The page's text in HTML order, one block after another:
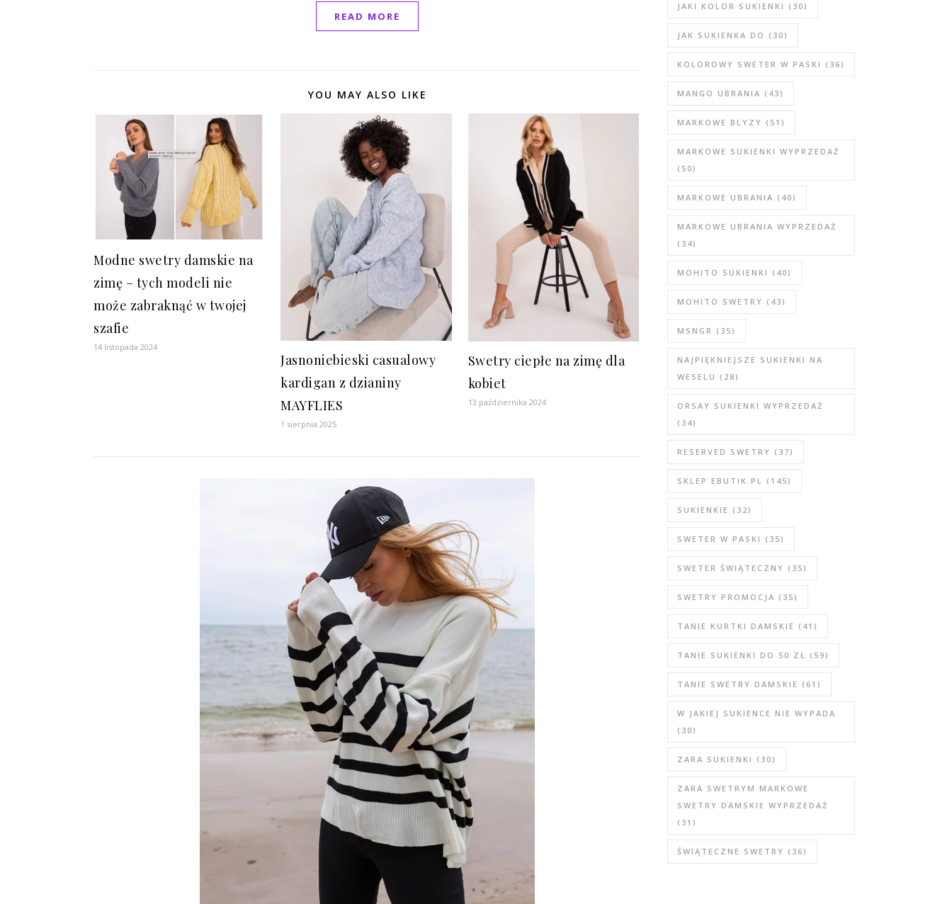
READ MORE
YOU MAY ALSO LIKE
Modne swetry damskie na
zimę – tych modeli nie
może zabraknąć w twojej
szafie
14 listopada 2024
Jasnoniebieski casualowy
kardigan z dzianiny
MAYFLIES
1 sierpnia 2025
Swetry ciepłe na zimę dla
kobiet
13 października 2024
JAKI KOLOR SUKIENKI (30)
JAK SUKIENKA DO (30)
KOLOROWY SWETER W PASKI (36)
MANGO UBRANIA (43)
MARKOWE BLYZY (51)
MARKOWE SUKIENKI WYPRZEDAŻ
(50)
MARKOWE UBRANIA (40)
MARKOWE UBRANIA WYPRZEDAŻ
(34)
MOHITO SUKIENKI (40)
MOHITO SWETRY (43)
MSNGR (35)
NAJPIĘKNIEJSZE SUKIENKI NA
WESELU (28)
ORSAY SUKIENKI WYPRZEDAŻ
(34)
RESERVED SWETRY (37)
SKLEP EBUTIK.PL (145)
SUKIENKIE (32)
SWETER W PASKI (35)
SWETER ŚWIĄTECZNY (35)
SWETRY PROMOCJA (35)
TANIE KURTKI DAMSKIE (41)
TANIE SUKIENKI DO 50 ZŁ (59)
TANIE SWETRY DAMSKIE (61)
W JAKIEJ SUKIENCE NIE WYPADA
(30)
ZARA SUKIENKI (30)
ZARA SWETRYM MARKOWE
SWETRY DAMSKIE WYPRZEDAŻ
(31)
ŚWIĄTECZNE SWETRY (36)